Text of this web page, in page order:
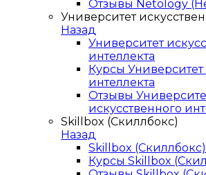
Отзывы Netology
Университет
Назад
Университет
интеллекта
Курсы Университет
интеллекта
Отзывы
искусственного
Skillbox (Скиллбокс)
Назад
Skillbox (Скиллбокс)
Курсы Skillbox